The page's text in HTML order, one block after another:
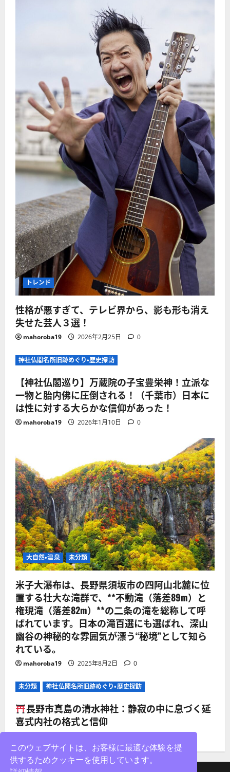
トレンド
性格が悪すぎて、テレビ界から、影も形も消え
失せた芸人３選！
mahoroba19 2026年2月25日 0
神社仏閣名所旧跡めぐり・歴史探訪
【神社仏閣巡り】万蔵院の子宝豊栄神！立派な
一物と胎内佛に圧倒される！（千葉市）日本に
は性に対する大らかな信仰があった！
mahoroba19 2026年1月10日 0
大自然・温泉 未分類
米子大瀑布は、長野県須坂市の四阿山北麓に位
置する壮大な滝群で、**不動滝（落差89m）と
権現滝（落差82m）**の二条の滝を総称して呼
ばれています。日本の滝百選にも選ばれ、深山
幽谷の神秘的な雰囲気が漂う“秘境”として知ら
れている。
mahoroba19 2025年8月2日 0
未分類 神社仏閣名所旧跡めぐり・歴史探訪
長野市真島の清水神社：静寂の中に息づく延
喜式内社の格式と信仰
このウェブサイトは、お客様に最適な体験を提
供するためクッキーを使用しています。